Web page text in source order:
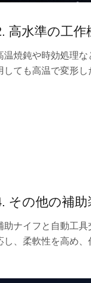
高水準の工作
温焼鈍や時効処理
しても高温で変形
その他の補助
助ナイフと自動工
し、柔軟性を高め、